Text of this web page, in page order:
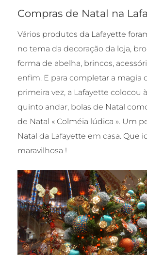
Compras de Natal na
Vários produtos da Lafayette
no tema da decoração da loja,
forma de abelha, brincos,
enfim. E para completar a magia
primeira vez, a Lafayette colocou
quinto andar, bolas de Natal
de Natal « Colméia lúdica ». Um
Natal da Lafayette em casa. Que
maravilhosa !